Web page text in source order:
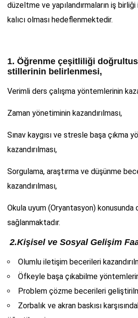
düzeltme ve yapılandırmaların iş
kalıcı olması hedeflenmektedir.
1. Öğrenme çeşitliliği
stillerinin belirlenmesi,
Verimli ders çalışma yöntemlerinin
Zaman yönetiminin kazandırılması,
Sınav kaygısı ve stresle başa çıkma
kazandırılması,
Sorgulama, araştırma ve düşünme
kazandırılması,
Okula uyum (Oryantasyon) konusunda
sağlanmaktadır.
2.Kişisel ve Sosyal Gelişim
Olumlu iletişim becerileri
Öfkeyle başa çıkabilme
Problem çözme becerileri
Zorbalık ve akran baskısı